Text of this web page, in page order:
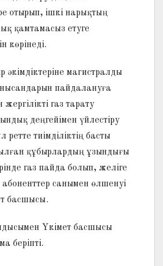
отырып, ішкі нарықтың
қамтамасыз етуге
көрінеді.
магистралды
пайдалануға
жергілікті газ тарату
деңгейімен үйлестіру
тиімділіктің басты
құбырлардың ұзындығы
газ пайда болып, желіге
санымен өлшенуі
басшысы.
Үкімет басшысы
беріпті.